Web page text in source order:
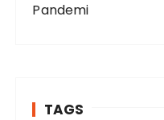
Pandemi
TAGS